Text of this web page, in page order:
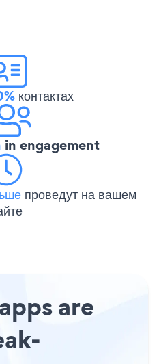
контактах
in engagement
проведут на вашем
are